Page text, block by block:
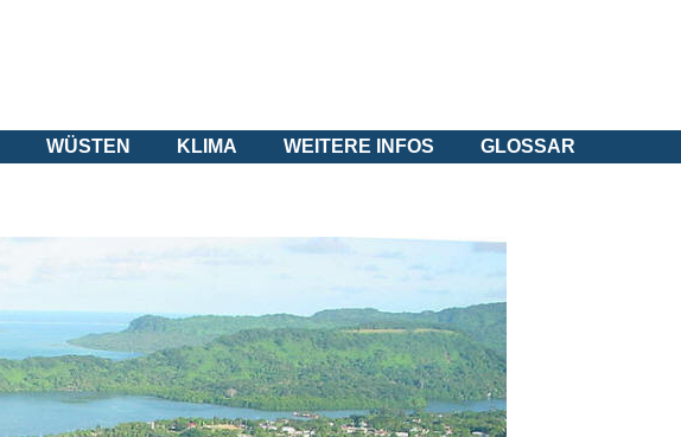
WÜSTEN KLIMA WEITERE INFOS GLOSSAR